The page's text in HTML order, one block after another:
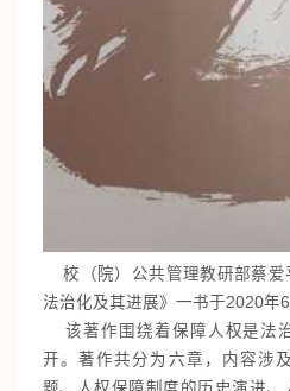
校（院）公共管理教研部蔡爱
法治化及其进展》一书于2020年
该著作围绕着保障人权是法
开。著作共分为六章，内容涉